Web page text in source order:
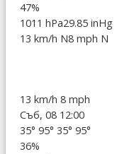
47%
1011 hPa29.85 inHg
13 km/h N8 mph N
13 km/h 8 mph
Съб, 08 12:00
35° 95° 35° 95°
36%